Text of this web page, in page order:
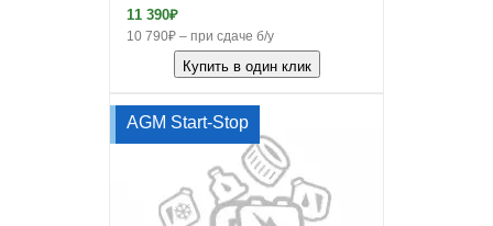
11 390₽
10 790₽ – при сдаче б/у
Купить в один клик
AGM Start-Stop